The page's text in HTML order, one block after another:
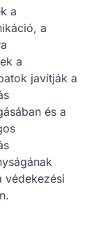
a
a
a
javítják a
és a
védekezési